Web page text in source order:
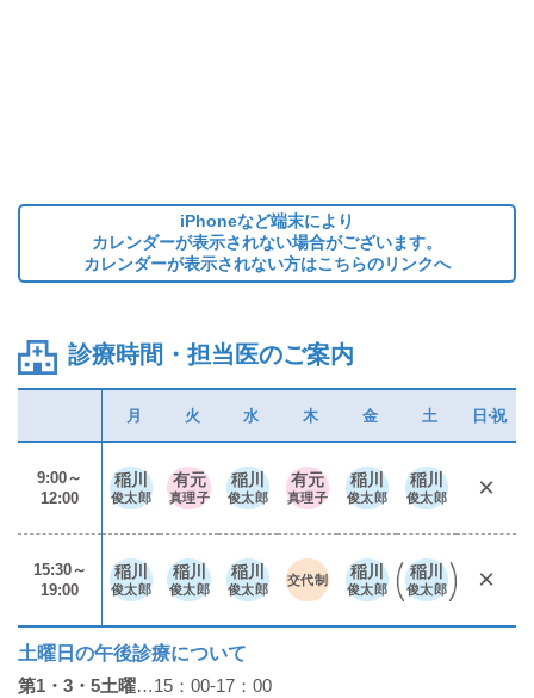
iPhoneなど端末により
カレンダーが表示されない場合がございます。
カレンダーが表示されない方はこちらのリンクへ
診療時間・担当医のご案内
月 火 水 木 金 土 日・祝
9:00～
12:00
稲川
俊太郎
有元
真理子
稲川
俊太郎
有元
真理子
稲川
俊太郎
稲川
俊太郎 ×
15:30～
19:00
稲川
俊太郎
稲川
俊太郎
稲川
俊太郎
交代制 稲川
俊太郎
稲川
俊太郎 ×
土曜日の午後診療について
第1・3・5土曜…15：00-17：00